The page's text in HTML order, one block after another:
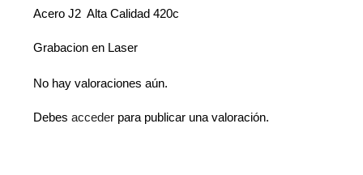
Acero J2 Alta Calidad 420c
Grabacion en Laser
No hay valoraciones aún.
Debesacceder para publicar una valoración.